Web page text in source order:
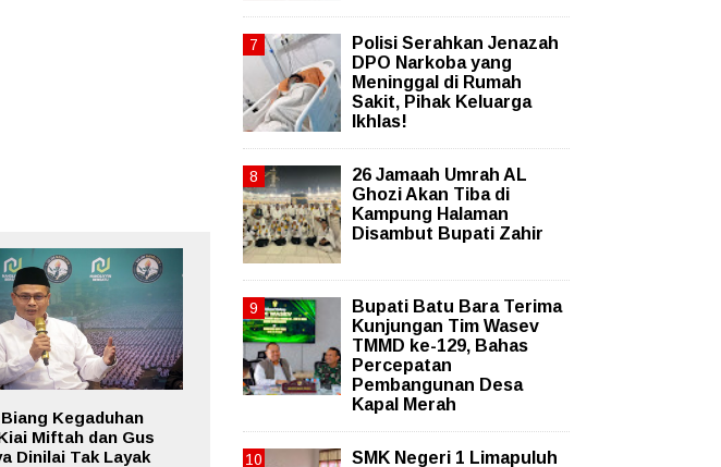
Kegaduhan
Miftah dan Gus
Dinilai Tak Layak
Polisi Serahkan Jenazah
DPO Narkoba yang
Meninggal di Rumah
Sakit, Pihak Keluarga
Ikhlas!
26 Jamaah Umrah AL
Ghozi Akan Tiba di
Kampung Halaman
Disambut Bupati Zahir
Bupati Batu Bara Terima
Kunjungan Tim Wasev
TMMD ke-129, Bahas
Percepatan
Pembangunan Desa
Kapal Merah
SMK Negeri 1 Limapuluh